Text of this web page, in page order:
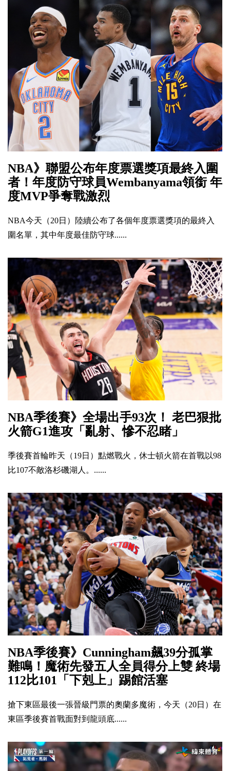
NBA》聯盟公布年度票選獎項最終入圍
者！年度防守球員Wembanyama領銜 年
度MVP爭奪戰激烈
NBA今天（20日）陸續公布了各個年度票選獎項的最終入
圍名單，其中年度最佳防守球......
NBA季後賽》全場出手93次！ 老巴狠批
火箭G1進攻「亂射、慘不忍睹」
季後賽首輪昨天（19日）點燃戰火，休士頓火箭在首戰以98
比107不敵洛杉磯湖人。......
NBA季後賽》Cunningham飆39分孤掌
難鳴！魔術先發五人全員得分上雙 終場
112比101「下剋上」踢館活塞
搶下東區最後一張晉級門票的奧蘭多魔術，今天（20日）在
東區季後賽首戰面對到龍頭底......